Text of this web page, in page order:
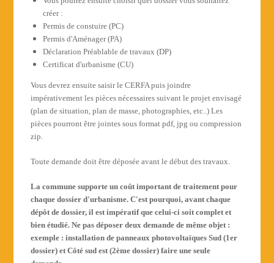
créer :
Permis de constuire (PC)
Permis d'Aménager (PA)
Déclaration Préablable de travaux (DP)
Certificat d'urbanisme (CU)
Vous devrez ensuite saisir le CERFA puis joindre
impérativement les pièces nécessaires suivant le projet envisagé
(plan de situation, plan de masse, photographies, etc..) Les
pièces pourront être jointes sous format pdf, jpg ou compression
zip.
Toute demande doit être déposée avant le début des travaux.
La commune supporte un coût important de traitement pour
chaque dossier d'urbanisme. C'est pourquoi, avant chaque
dépôt de dossier, il est impératif que celui-ci soit complet et
bien étudié. Ne pas déposer deux demande de même objet :
exemple : installation de panneaux photovoltaïques Sud (1er
dossier) et Côté sud est (2ème dossier) faire une seule